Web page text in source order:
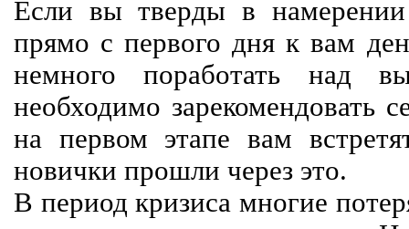
Если вы тверды в
прямо с первого дня к вам
немного поработать над
необходимо зарекомендовать
на первом этапе вам
новички прошли через это.
В период кризиса многие